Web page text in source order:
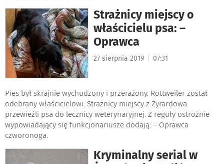
Strażnicy miejscy o
właścicielu psa: –
Oprawca
27 sierpnia 2019 07:31
Pies był skrajnie wychudzony i przerażony. Rottweiler został
odebrany właścicielowi. Strażnicy miejscy z Żyrardowa
przewieźli psa do lecznicy weterynaryjnej. Z reguły ostrożnie
wypowiadający się funkcjonariusze dodają: – Oprawca
czworonoga.
Kryminalny serial w